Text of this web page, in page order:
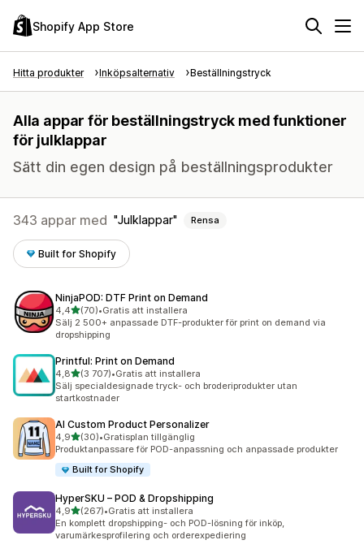
Shopify App Store
Hitta produkter Inköpsalternativ Beställningstryck
Alla appar för beställningstryck med funktioner
för julklappar
Sätt din egen design på beställningsprodukter
343 appar med Julklappar Rensa
Built for Shopify
NinjaPOD: DTF Print on Demand
4,4av 5 stjärnor
(70)
70 recensioner totalt
•Gratis att installera
Sälj 2 500+ anpassade DTF-produkter för print on demand via
dropshipping
Printful: Print on Demand
4,8av 5 stjärnor
(3 707)
3707 recensioner totalt
•Gratis att installera
Sälj specialdesignade tryck- och broderiprodukter utan
startkostnader
AI Custom Product Personalizer
4,9av 5 stjärnor
(30)
30 recensioner totalt
•Gratisplan tillgänglig
Produktanpassare för POD-anpassning och anpassade produkter
Built for Shopify
HyperSKU – POD & Dropshipping
4,9av 5 stjärnor
(267)
267 recensioner totalt
•Gratis att installera
En komplett dropshipping- och POD-lösning för inköp,
varumärkesprofilering och orderexpediering